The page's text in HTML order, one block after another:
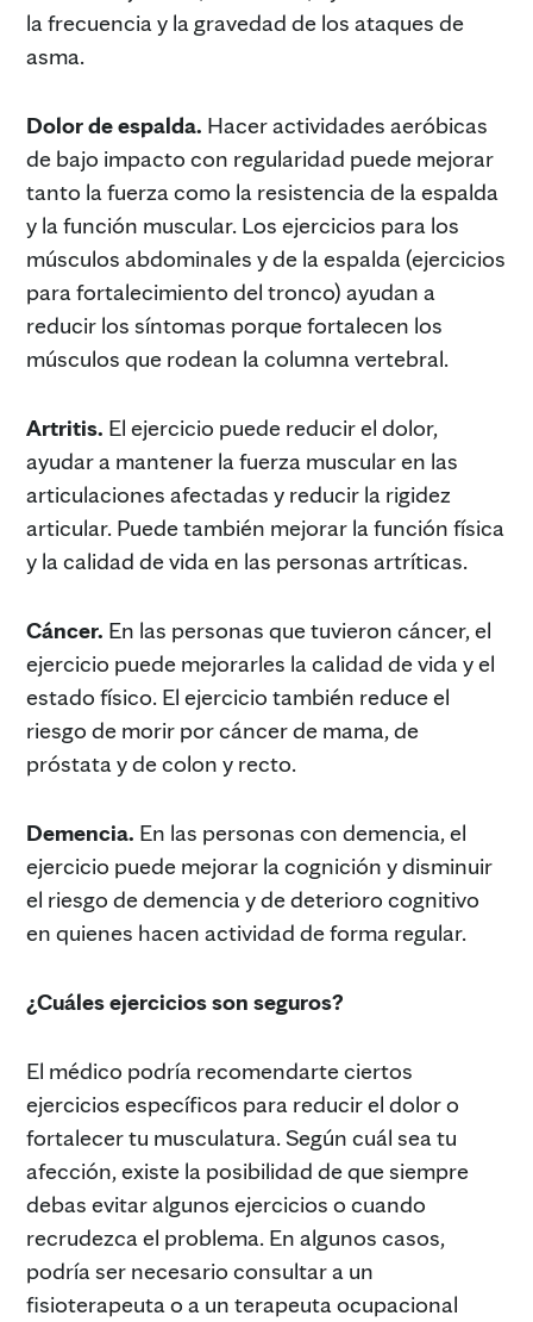
la frecuencia y la gravedad de los ataques de
asma.
Dolor de espalda. Hacer actividades aeróbicas
de bajo impacto con regularidad puede mejorar
tanto la fuerza como la resistencia de la espalda
y la función muscular. Los ejercicios para los
músculos abdominales y de la espalda (ejercicios
para fortalecimiento del tronco) ayudan a
reducir los síntomas porque fortalecen los
músculos que rodean la columna vertebral.
Artritis. El ejercicio puede reducir el dolor,
ayudar a mantener la fuerza muscular en las
articulaciones afectadas y reducir la rigidez
articular. Puede también mejorar la función física
y la calidad de vida en las personas artríticas.
Cáncer. En las personas que tuvieron cáncer, el
ejercicio puede mejorarles la calidad de vida y el
estado físico. El ejercicio también reduce el
riesgo de morir por cáncer de mama, de
próstata y de colon y recto.
Demencia. En las personas con demencia, el
ejercicio puede mejorar la cognición y disminuir
el riesgo de demencia y de deterioro cognitivo
en quienes hacen actividad de forma regular.
¿Cuáles ejercicios son seguros?
El médico podría recomendarte ciertos
ejercicios específicos para reducir el dolor o
fortalecer tu musculatura. Según cuál sea tu
afección, existe la posibilidad de que siempre
debas evitar algunos ejercicios o cuando
recrudezca el problema. En algunos casos,
podría ser necesario consultar a un
fisioterapeuta o a un terapeuta ocupacional